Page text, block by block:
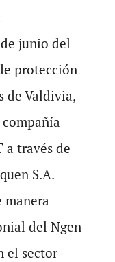
junio del
protección
de Valdivia,
a través de
S.A.
manera
del Ngen
el sector